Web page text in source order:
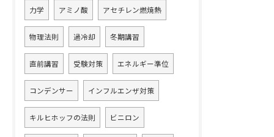
力学 アミノ酸 アセチレン燃焼熱
物理法則 過冷却 冬期講習
直前講習 受験対策 エネルギー準位
コンデンサー インフルエンザ対策
キルヒホッフの法則 ビニロン